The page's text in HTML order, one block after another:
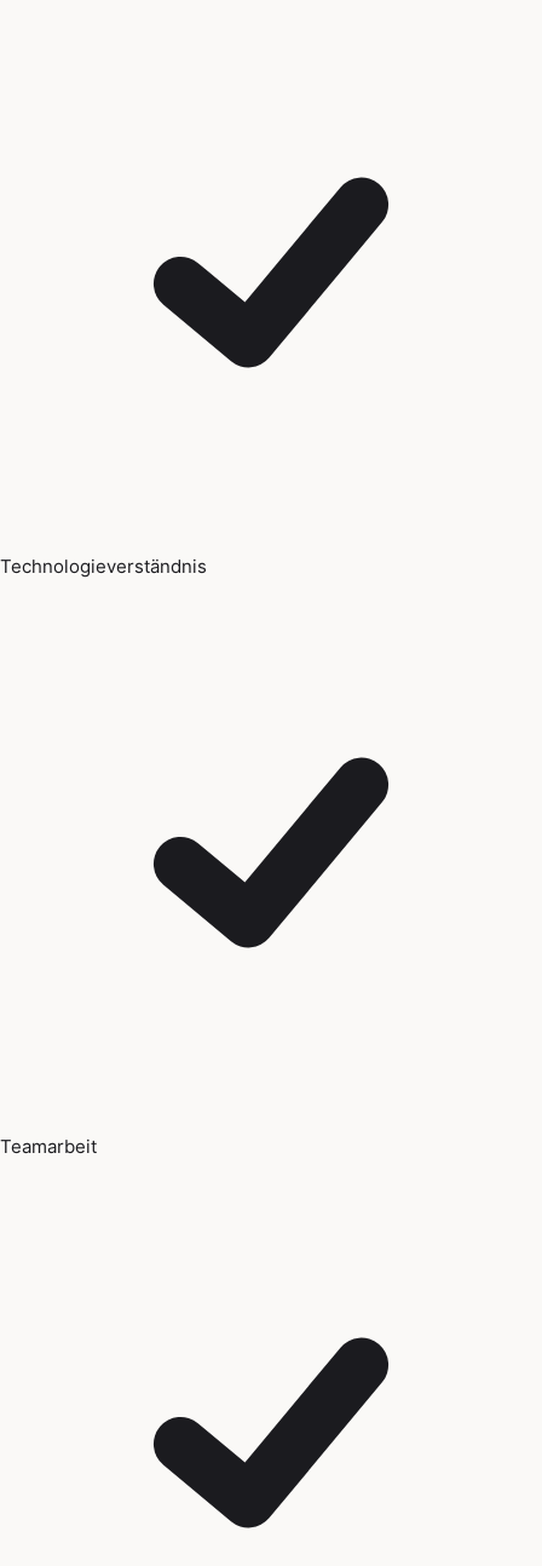
Technologieverständnis
Teamarbeit